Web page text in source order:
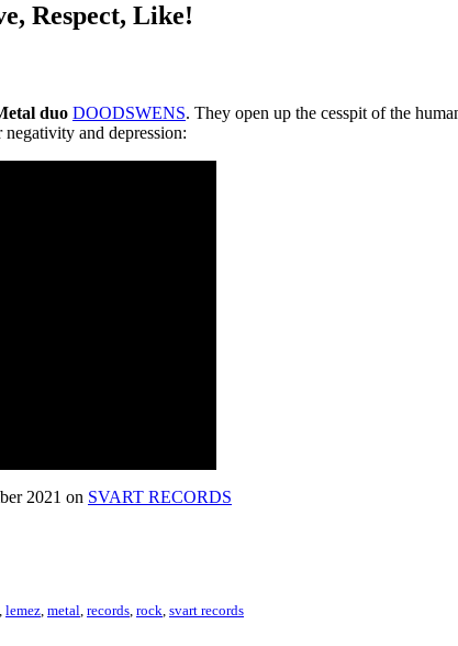
Respect, Like!
duo DOODSWENS. They open up the cesspit of the
and depression:
2021 on SVART RECORDS
, lemez, metal, records, rock, svart records